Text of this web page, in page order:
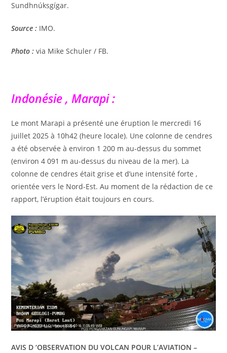
Sundhnúksgígar.
Source : IMO.
Photo : via Mike Schuler / FB.
Indonésie , Marapi :
Le mont Marapi a présenté une éruption le mercredi 16
juillet 2025 à 10h42 (heure locale). Une colonne de cendres
a été observée à environ 1 200 m au-dessus du sommet
(environ 4 091 m au-dessus du niveau de la mer). La
colonne de cendres était grise et d’une intensité forte ,
orientée vers le Nord-Est. Au moment de la rédaction de ce
rapport, l’éruption était toujours en cours.
AVIS D ‘OBSERVATION DU VOLCAN POUR L’AVIATION –